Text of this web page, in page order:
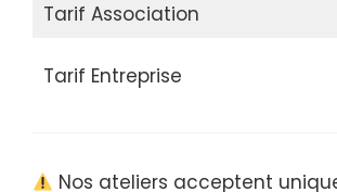
Tarif Association
Tarif Entreprise
Nos ateliers acceptent